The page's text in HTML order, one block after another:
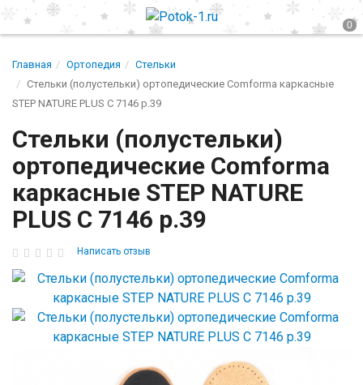
Главная Ортопедия
Стельки
Стельки (полустельки) ортопедические Comforma каркасные
STEP NATURE PLUS С 7146 р.39
Стельки (полустельки)
ортопедические Comforma
каркасные STEP NATURE
PLUS С 7146 р.39
Написать отзыв